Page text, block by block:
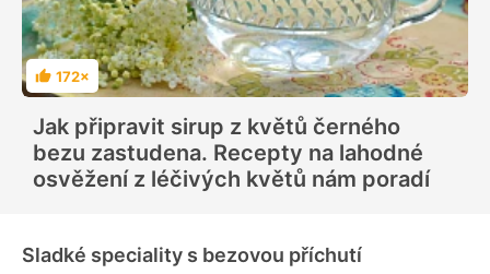
H
o
n
o
c
e
n
172×
Jak připravit sirup z květů černého
bezu zastudena. Recepty na lahodné
osvěžení z léčivých květů nám poradí
Sladké speciality s bezovou příchutí